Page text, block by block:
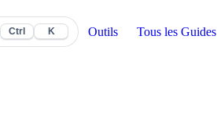
Ctrl K Outils Tous les Guides